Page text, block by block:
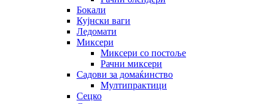
Бокали
Кујнски ваги
Ледомати
Миксери
Миксери со постоље
Рачни миксери
Садови за домаќинство
Мултипрактици
Сецко